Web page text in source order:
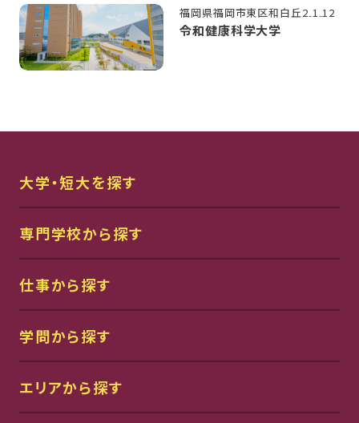
福岡県福岡市東区和白丘2₋1₋12
令和健康科学大学
大学・短大を探す
専門学校から探す
仕事から探す
学問から探す
エリアから探す